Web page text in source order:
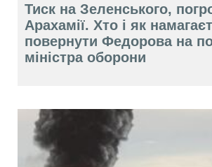
Тиск на Зеленського,
Арахамії. Хто і як
повернути Федорова на
міністра оборони